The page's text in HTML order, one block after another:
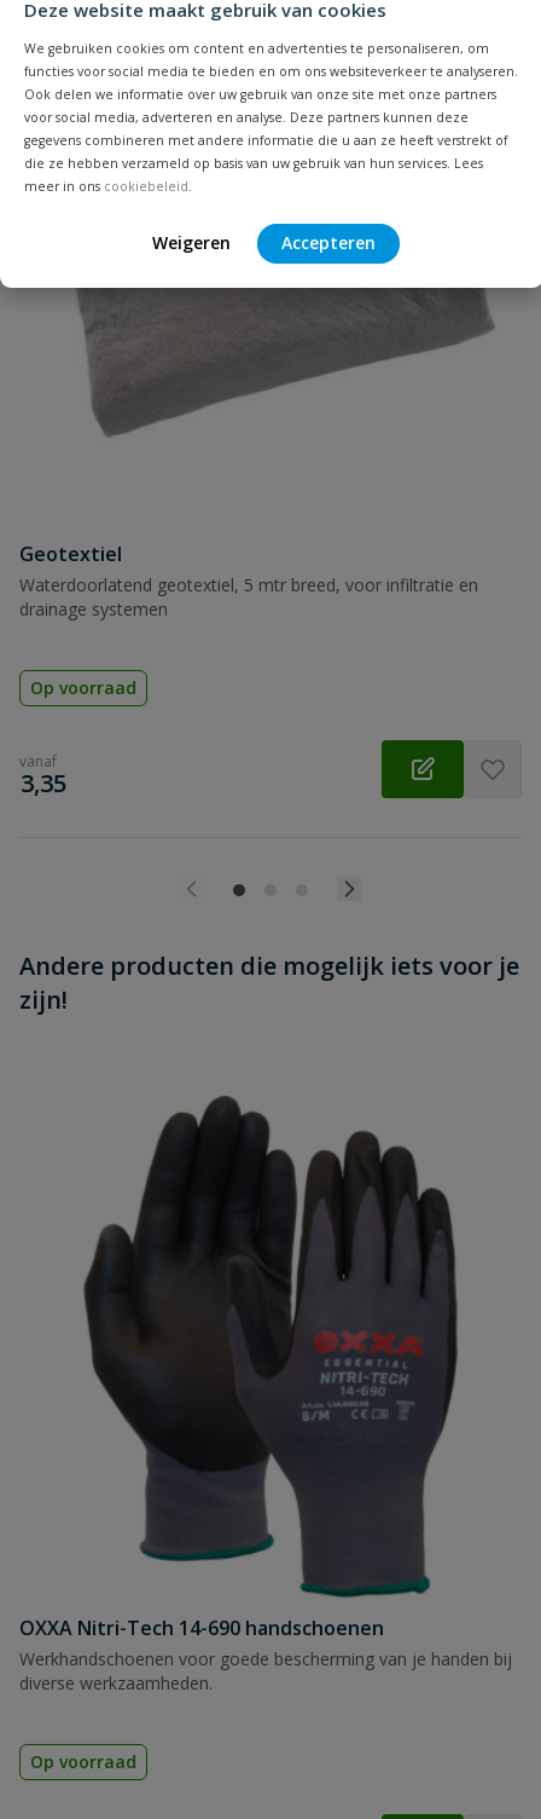
Deze website maakt gebruik van cookies
We gebruiken cookies om content en advertenties te personaliseren, om
functies voor social media te bieden en om ons websiteverkeer te analyseren.
Ook delen we informatie over uw gebruik van onze site met onze partners
voor social media, adverteren en analyse. Deze partners kunnen deze
gegevens combineren met andere informatie die u aan ze heeft verstrekt of
die ze hebben verzameld op basis van uw gebruik van hun services. Lees
meer in ons cookiebeleid.
Weigeren Accepteren
Uw waardering:
Samenvatting
Beoordeling
Beoordeling versturen
Populair
Geotextiel
Waterdoorlatend geotextiel, 5 mtr breed, voor infiltratie en
drainage systemen
Op voorraad
vanaf
€
3,35
Andere producten die mogelijk iets voor je
zijn!
OXXA Nitri-Tech 14-690 handschoenen
Werkhandschoenen voor goede bescherming van je handen bij
diverse werkzaamheden.
Op voorraad